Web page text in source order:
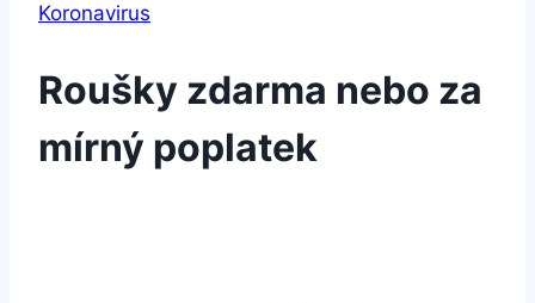
Koronavirus
Roušky zdarma nebo za
mírný poplatek